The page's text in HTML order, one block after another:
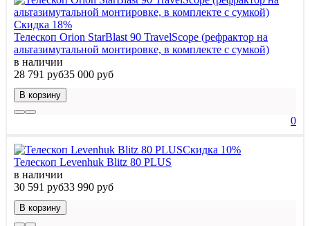
Скидка 18%
Телескоп Orion StarBlast 90 TravelScope (рефрактор на
альтазимутальной монтировке, в комплекте с сумкой)
в наличии
28 791 руб35 000 руб
В корзину
0
Скидка 10%
Телескоп Levenhuk Blitz 80 PLUS
в наличии
30 591 руб33 990 руб
В корзину